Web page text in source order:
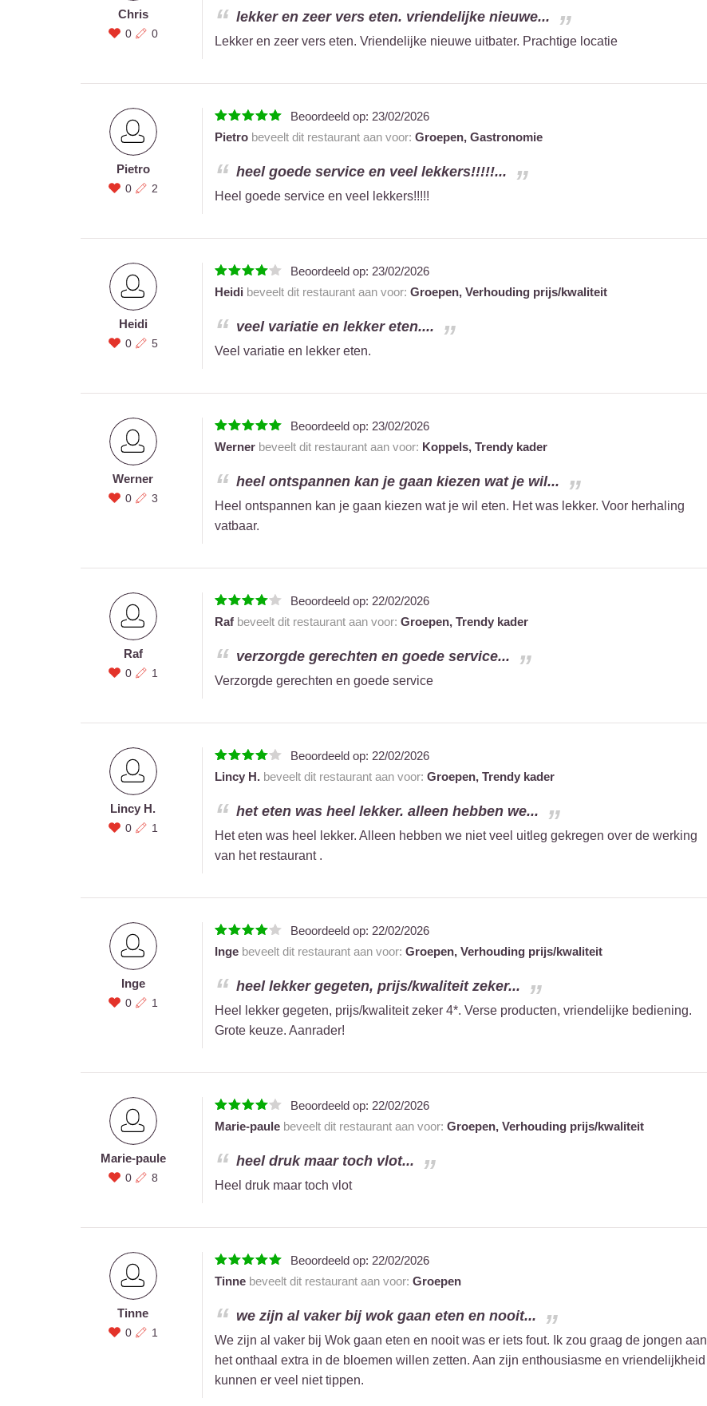
Chris
0 0
lekker en zeer vers eten. vriendelijke nieuwe...
Lekker en zeer vers eten. Vriendelijke nieuwe uitbater. Prachtige locatie
Pietro
0 2
Beoordeeld op: 23/02/2026
Pietrobeveelt dit restaurant aan voor: Groepen, Gastronomie
heel goede service en veel lekkers!!!!!...
Heel goede service en veel lekkers!!!!!
Heidi
0 5
Beoordeeld op: 23/02/2026
Heidi beveelt dit restaurant aan voor: Groepen, Verhouding prijs/kwaliteit
veel variatie en lekker eten....
Veel variatie en lekker eten.
Werner
0 3
Beoordeeld op: 23/02/2026
Wernerbeveelt dit restaurant aan voor: Koppels, Trendy kader
heel ontspannen kan je gaan kiezen wat je wil...
Heel ontspannen kan je gaan kiezen wat je wil eten. Het was lekker. Voor herhaling
vatbaar.
Raf
0 1
Beoordeeld op: 22/02/2026
Rafbeveelt dit restaurant aan voor: Groepen, Trendy kader
verzorgde gerechten en goede service...
Verzorgde gerechten en goede service
Lincy H.
0 1
Beoordeeld op: 22/02/2026
Lincy H.beveelt dit restaurant aan voor: Groepen, Trendy kader
het eten was heel lekker. alleen hebben we...
Het eten was heel lekker. Alleen hebben we niet veel uitleg gekregen over de werking
van het restaurant .
Inge
0 1
Beoordeeld op: 22/02/2026
Ingebeveelt dit restaurant aan voor: Groepen, Verhouding prijs/kwaliteit
heel lekker gegeten, prijs/kwaliteit zeker...
Heel lekker gegeten, prijs/kwaliteit zeker 4*. Verse producten, vriendelijke bediening.
Grote keuze. Aanrader!
Marie-paule
0 8
Beoordeeld op: 22/02/2026
Marie-paulebeveelt dit restaurant aan voor: Groepen, Verhouding prijs/kwaliteit
heel druk maar toch vlot...
Heel druk maar toch vlot
Tinne
0 1
Beoordeeld op: 22/02/2026
Tinnebeveelt dit restaurant aan voor: Groepen
we zijn al vaker bij wok gaan eten en nooit...
We zijn al vaker bij Wok gaan eten en nooit was er iets fout. Ik zou graag de jongen aan
het onthaal extra in de bloemen willen zetten. Aan zijn enthousiasme en vriendelijkheid
kunnen er veel niet tippen.